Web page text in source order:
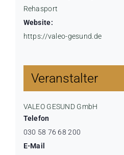
Rehasport
Website:
https://valeo-gesund.de
Veranstalter
VALEO GESUND GmbH
Telefon
030 58 76 68 200
E-Mail